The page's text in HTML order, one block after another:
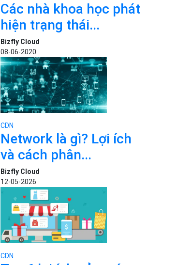
Các nhà khoa học phát
hiện trạng thái...
Bizfly Cloud
08-06-2020
CDN
Network là gì? Lợi ích
và cách phân...
Bizfly Cloud
12-05-2026
CDN